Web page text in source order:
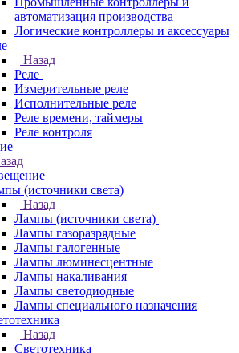
автоматизация производства
Логические контроллеры и аксессуары
Назад
Реле
Измерительные реле
Исполнительные реле
Реле времени, таймеры
Реле контроля
(источники света)
Назад
Лампы (источники света)
Лампы газоразрядные
Лампы галогенные
Лампы люминесцентные
Лампы накаливания
Лампы светодиодные
Лампы специального назначения
Назад
Светотехника